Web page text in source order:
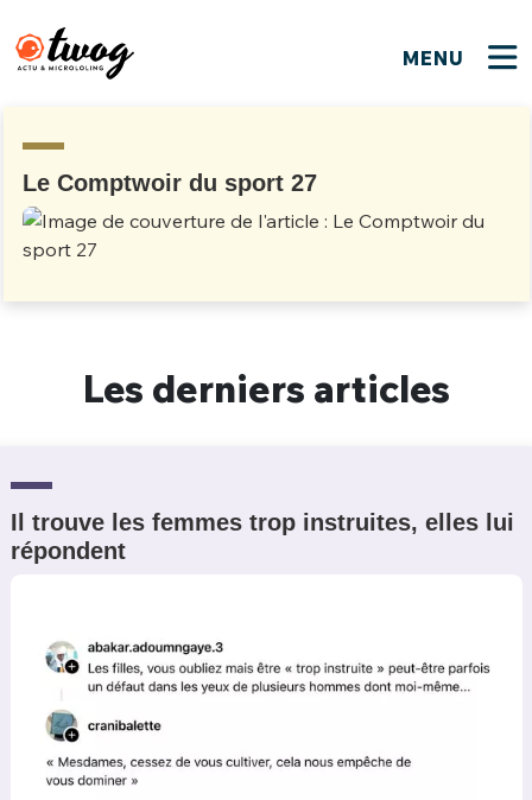
MENU
Le Comptwoir du sport 27
Les derniers articles
Il trouve les femmes trop instruites, elles lui
répondent
Bienvenue !
JE M'INSCRIS
PSEUDO*
EMAIL*
PASSWORD*
JE M'INSCRIS
CONNEXION
Que souhaitez-vous proposer ?
Quelques tweets
C'EST PARTI
Ma propre sélection
ME CONNECTER
C'EST PARTI